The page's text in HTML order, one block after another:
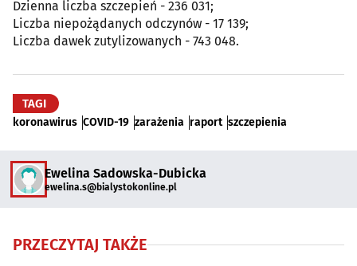
Dzienna liczba szczepień - 236 031;
Liczba niepożądanych odczynów - 17 139;
Liczba dawek zutylizowanych - 743 048.
TAGI
koronawirus COVID-19 zarażenia raport szczepienia
Ewelina Sadowska-Dubicka
ewelina.s@bialystokonline.pl
PRZECZYTAJ TAKŻE